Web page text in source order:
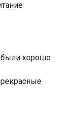
были хорошо